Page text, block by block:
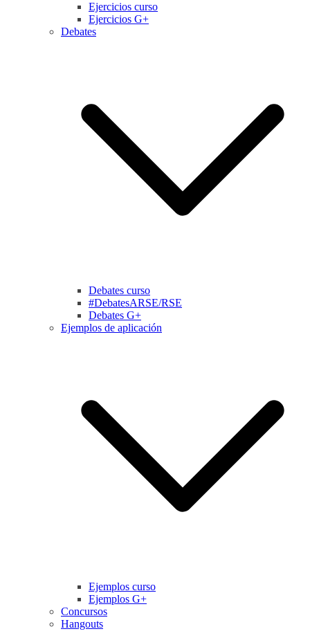
Ejercicios curso
Ejercicios G+
Debates
Debates curso
#DebatesARSE/RSE
Debates G+
Ejemplos de aplicación
Ejemplos curso
Ejemplos G+
Concursos
Hangouts